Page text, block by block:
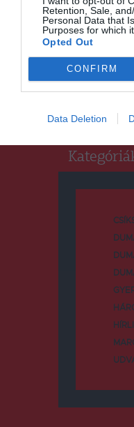
Retention, Sale,
Personal Data that
Purposes for which
Opted Out
CONFIRM
Data Deletion
Keresés